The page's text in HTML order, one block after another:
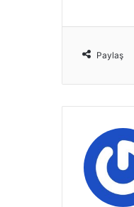
Paylaş